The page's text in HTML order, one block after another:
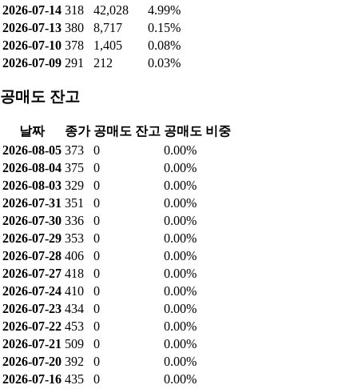
2026-07-14 318 42,028
4.99%
2026-07-13 380 8,717
0.15%
2026-07-10 378 1,405
0.08%
2026-07-09 291 212 0.03%
공매도 잔고
날짜 종가 공매도 잔고 공매도 비중
2026-08-05 373 0
0.00%
2026-08-04 375 0
0.00%
2026-08-03 329 0
0.00%
2026-07-31 351 0
0.00%
2026-07-30 336 0
0.00%
2026-07-29 353 0
0.00%
2026-07-28 406 0
0.00%
2026-07-27 418 0
0.00%
2026-07-24 410 0
0.00%
2026-07-23 434 0
0.00%
2026-07-22 453 0
0.00%
2026-07-21 509 0
0.00%
2026-07-20 392 0
0.00%
2026-07-16 435 0
0.00%